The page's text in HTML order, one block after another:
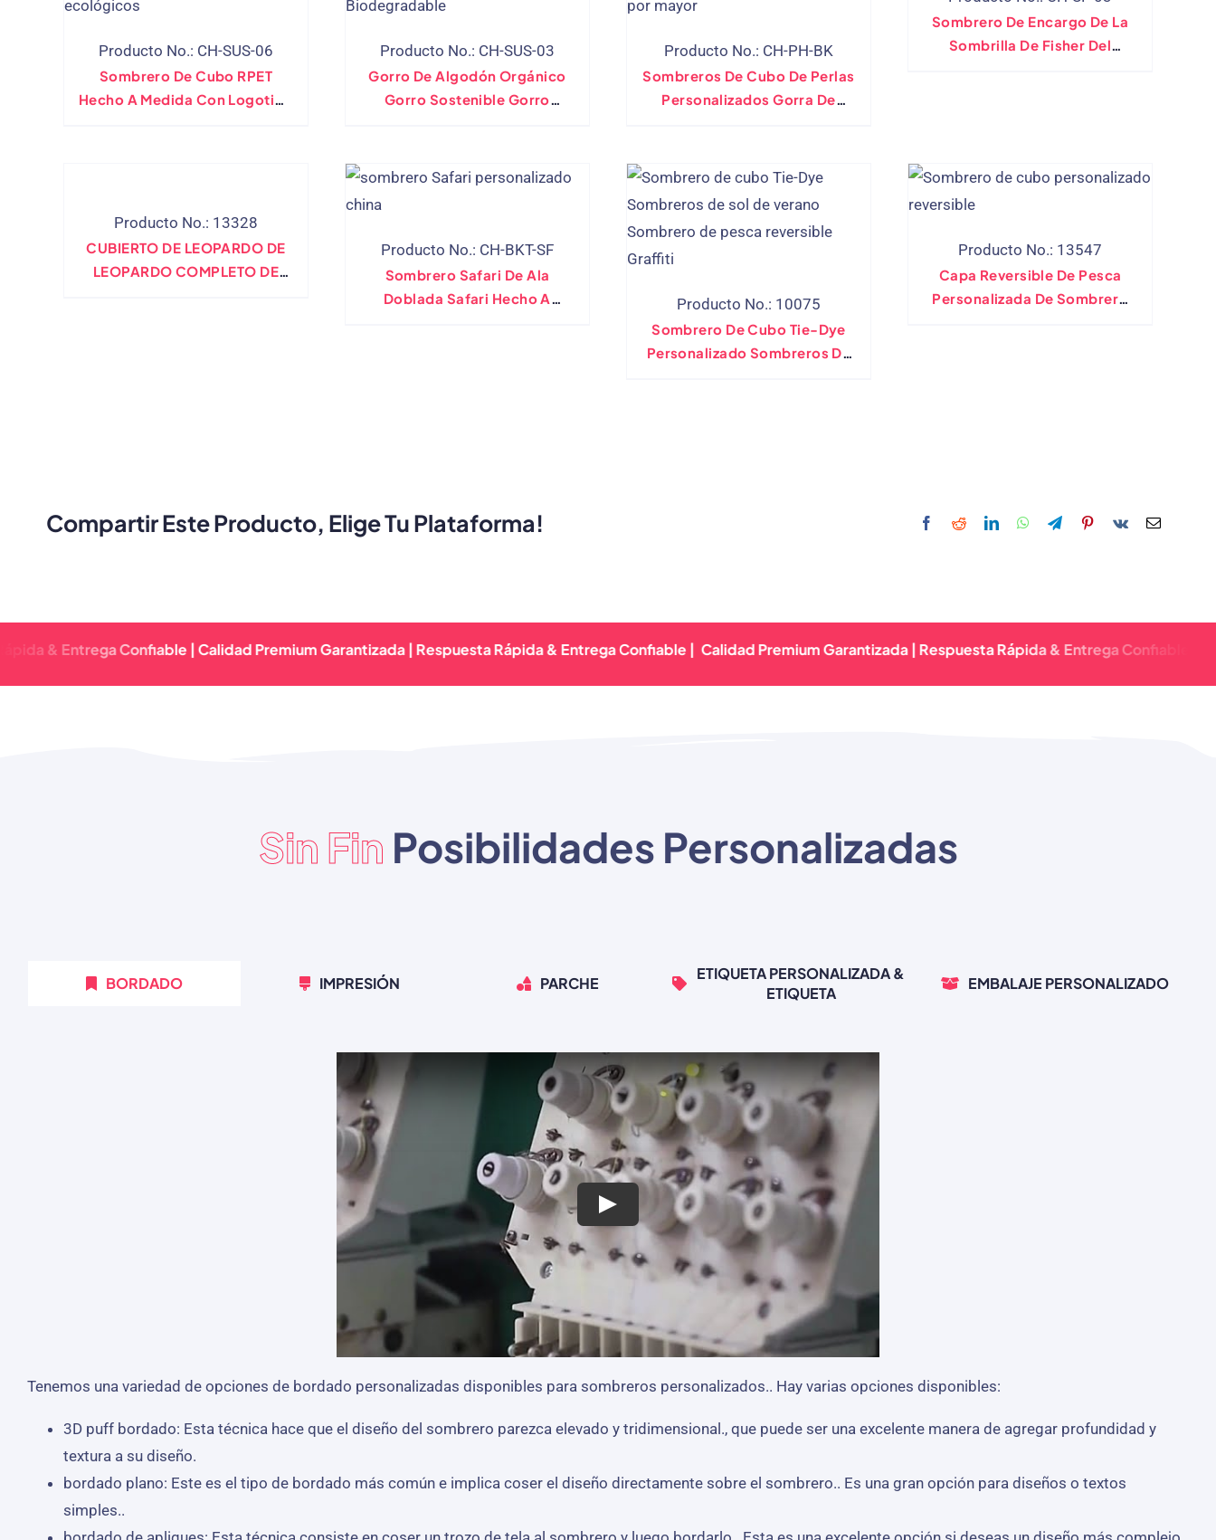
Producto No.: CH-SUS-06
Sombrero De Cubo RPET
Hecho A Medida Con Logotipo
Producto No.: CH-SUS-03
Gorro De Algodón Orgánico
Gorro Sostenible Gorro
Producto No.: CH-PH-BK
Sombreros De Cubo De Perlas
Personalizados Gorra De
Sombrero De Encargo De La
Sombrilla De Fisher Del
Producto No.: 13328
CUBIERTO DE LEOPARDO DE
LEOPARDO COMPLETO DE
Producto No.: CH-BKT-SF
Sombrero Safari De Ala
Doblada Safari Hecho A
Producto No.: 10075
Sombrero De Cubo Tie-Dye
Personalizado Sombreros De
Producto No.: 13547
Capa Reversible De Pesca
Personalizada De Sombrero
Compartir Este Producto, Elige Tu Plataforma!
Confiable | Calidad Premium Garantizada | Respuesta Rápida & Entrega Confiable | Calidad Premium Garantizada | Respuesta Rápida & Entrega Confiable | Calidad
Sin Fin Posibilidades Personalizadas
BORDADO IMPRESIÓN PARCHE
ETIQUETA PERSONALIZADA &
ETIQUETA
EMBALAJE PERSONALIZADO
Tenemos una variedad de opciones de bordado personalizadas disponibles para sombreros personalizados.. Hay varias opciones disponibles:
3D puff bordado: Esta técnica hace que el diseño del sombrero parezca elevado y tridimensional., que puede ser una excelente manera de agregar profundidad y
textura a su diseño.
bordado plano: Este es el tipo de bordado más común e implica coser el diseño directamente sobre el sombrero.. Es una gran opción para diseños o textos
simples..